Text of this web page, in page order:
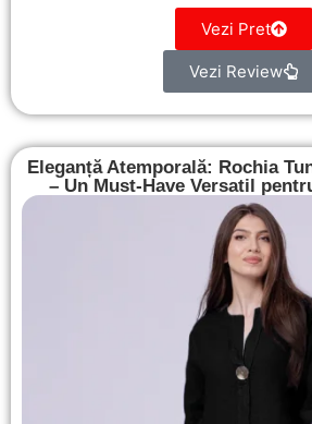
Vezi Pret
Vezi Review
Eleganță Atemporală: Rochia
– Un Must-Have Versatil